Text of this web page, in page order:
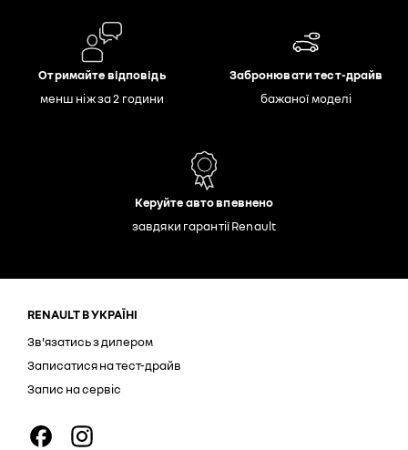
Отримайте відповідь
менш ніж за 2 години
Забронювати тест-драйв
бажаної моделі
Керуйте авто впевнено
завдяки гарантії Renault
RENAULT В УКРАЇНІ
Зв'язатись з дилером
Записатися на тест-драйв
Запис на сервіс